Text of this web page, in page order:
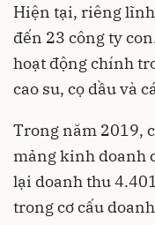
Hiện tại, riêng
đến 23 công ty
hoạt động chính
cao su, cọ dầu và
Trong năm 2019,
mảng kinh doanh
lại doanh thu
trong cơ cấu